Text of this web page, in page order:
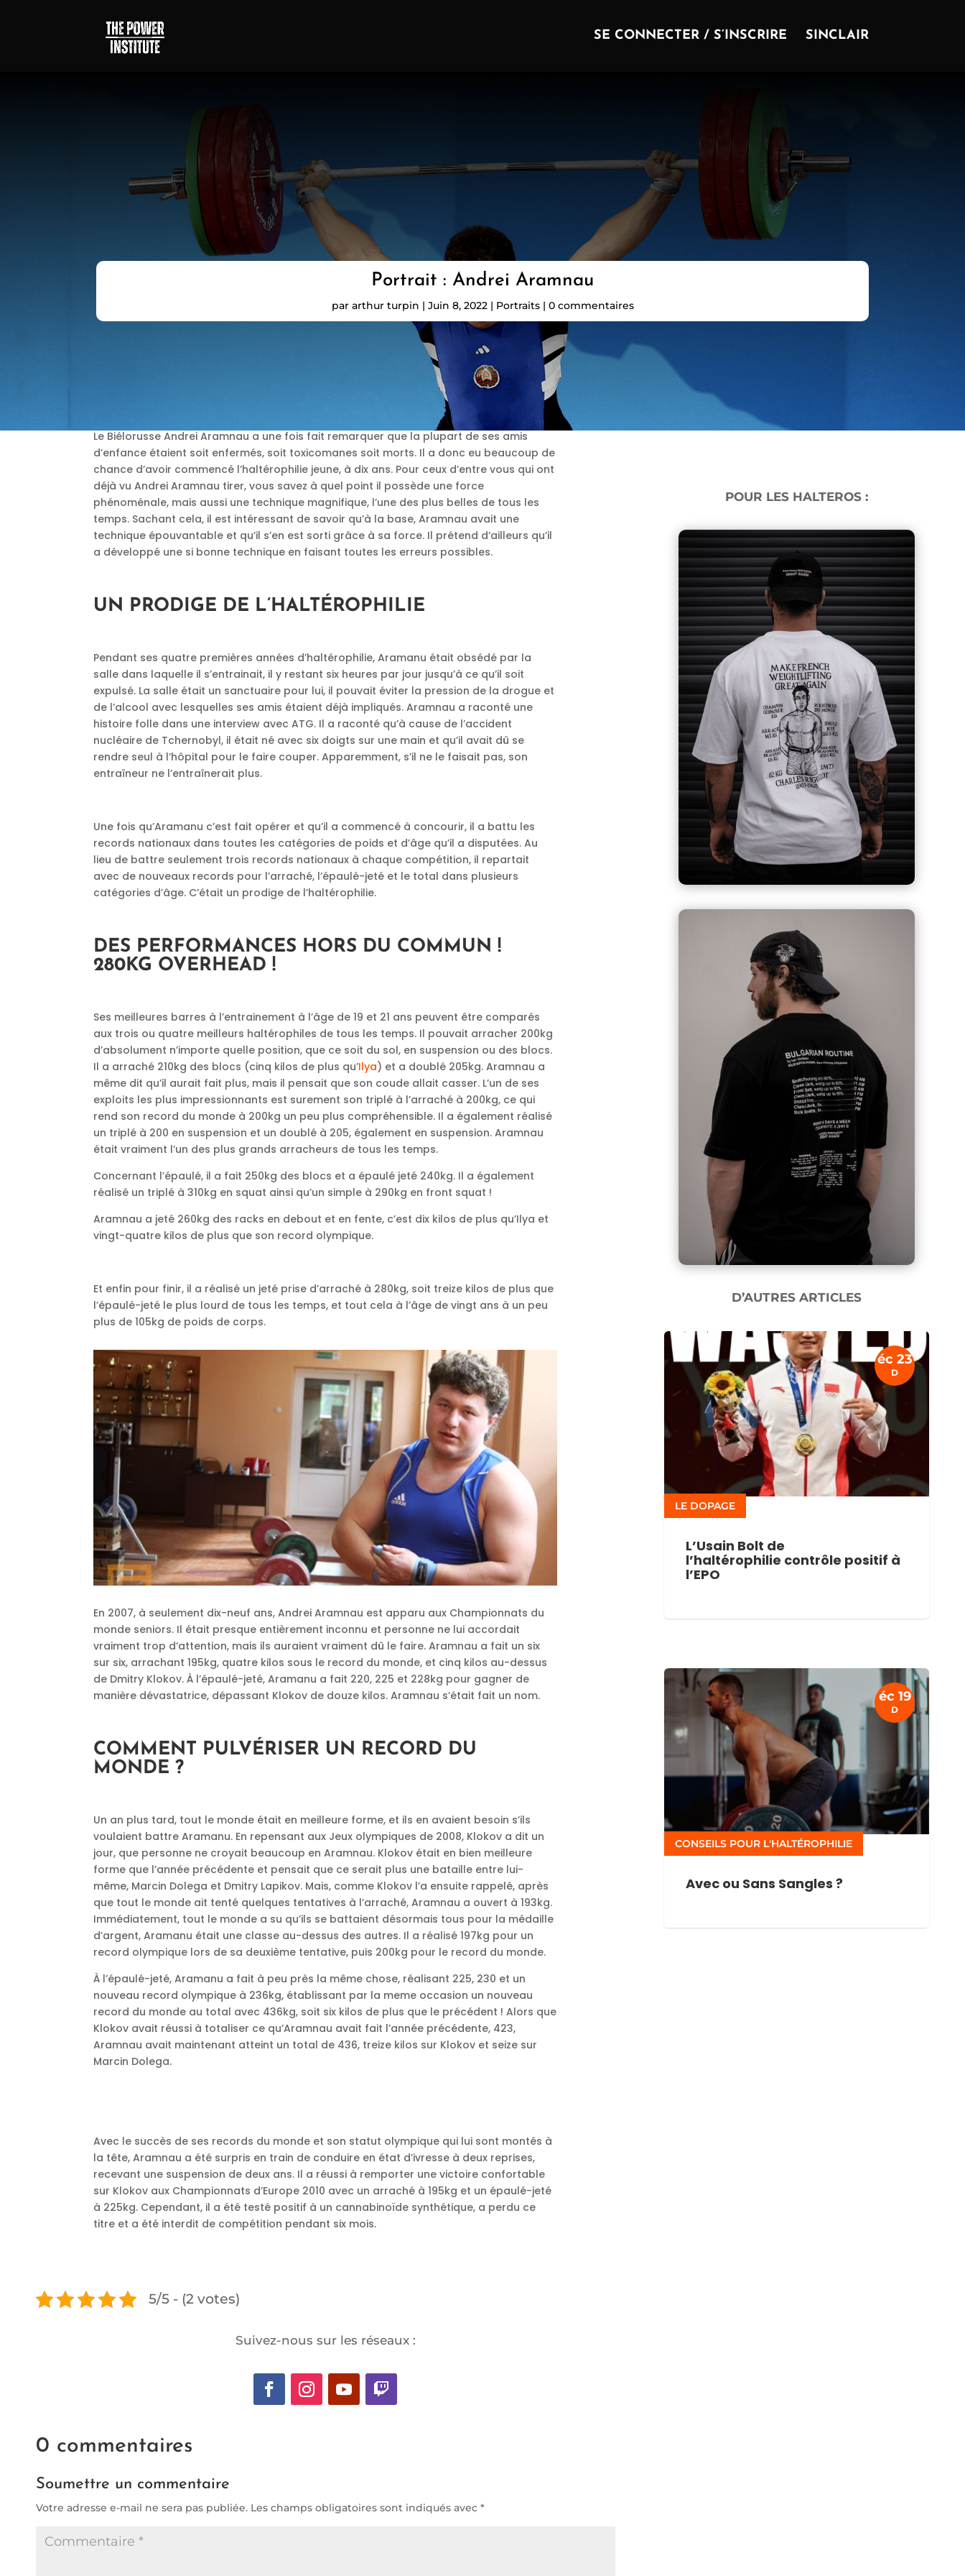
SE CONNECTER / S’INSCRIRE SINCLAIR
Portrait : Andrei Aramnau
par arthur turpin | Juin 8, 2022| Portraits| 0 commentaires
Le Biélorusse Andrei Aramnau a une fois fait remarquer que la plupart de ses amis
d’enfance étaient soit enfermés, soit toxicomanes soit morts. Il a donc eu beaucoup de
chance d’avoir commencé l’haltérophilie jeune, à dix ans. Pour ceux d’entre vous qui ont
déjà vu Andrei Aramnau tirer, vous savez à quel point il possède une force
phénoménale, mais aussi une technique magnifique, l’une des plus belles de tous les
temps. Sachant cela, il est intéressant de savoir qu’à la base, Aramnau avait une
technique épouvantable et qu’il s’en est sorti grâce à sa force. Il prétend d’ailleurs qu’il
a développé une si bonne technique en faisant toutes les erreurs possibles.
UN PRODIGE DE L’HALTÉROPHILIE
Pendant ses quatre premières années d’haltérophilie, Aramanu était obsédé par la
salle dans laquelle il s’entrainait, il y restant six heures par jour jusqu’à ce qu’il soit
expulsé. La salle était un sanctuaire pour lui, il pouvait éviter la pression de la drogue et
de l’alcool avec lesquelles ses amis étaient déjà impliqués. Aramnau a raconté une
histoire folle dans une interview avec ATG. Il a raconté qu’à cause de l’accident
nucléaire de Tchernobyl, il était né avec six doigts sur une main et qu’il avait dû se
rendre seul à l’hôpital pour le faire couper. Apparemment, s’il ne le faisait pas, son
entraîneur ne l’entraînerait plus.
Une fois qu’Aramanu c’est fait opérer et qu’il a commencé à concourir, il a battu les
records nationaux dans toutes les catégories de poids et d’âge qu’il a disputées. Au
lieu de battre seulement trois records nationaux à chaque compétition, il repartait
avec de nouveaux records pour l’arraché, l’épaulé-jeté et le total dans plusieurs
catégories d’âge. C’était un prodige de l’haltérophilie.
DES PERFORMANCES HORS DU COMMUN !
280KG OVERHEAD !
Ses meilleures barres à l’entrainement à l’âge de 19 et 21 ans peuvent être comparés
aux trois ou quatre meilleurs haltérophiles de tous les temps. Il pouvait arracher 200kg
d’absolument n’importe quelle position, que ce soit du sol, en suspension ou des blocs.
Il a arraché 210kg des blocs (cinq kilos de plus qu’Ilya) et a doublé 205kg. Aramnau a
même dit qu’il aurait fait plus, mais il pensait que son coude allait casser. L’un de ses
exploits les plus impressionnants est surement son triplé à l’arraché à 200kg, ce qui
rend son record du monde à 200kg un peu plus compréhensible. Il a également réalisé
un triplé à 200 en suspension et un doublé à 205, également en suspension. Aramnau
était vraiment l’un des plus grands arracheurs de tous les temps.
Concernant l’épaulé, il a fait 250kg des blocs et a épaulé jeté 240kg. Il a également
réalisé un triplé à 310kg en squat ainsi qu’un simple à 290kg en front squat !
Aramnau a jeté 260kg des racks en debout et en fente, c’est dix kilos de plus qu’Ilya et
vingt-quatre kilos de plus que son record olympique.
Et enfin pour finir, il a réalisé un jeté prise d’arraché à 280kg, soit treize kilos de plus que
l’épaulé-jeté le plus lourd de tous les temps, et tout cela à l’âge de vingt ans à un peu
plus de 105kg de poids de corps.
En 2007, à seulement dix-neuf ans, Andrei Aramnau est apparu aux Championnats du
monde seniors. Il était presque entièrement inconnu et personne ne lui accordait
vraiment trop d’attention, mais ils auraient vraiment dû le faire. Aramnau a fait un six
sur six, arrachant 195kg, quatre kilos sous le record du monde, et cinq kilos au-dessus
de Dmitry Klokov. À l’épaulé-jeté, Aramanu a fait 220, 225 et 228kg pour gagner de
manière dévastatrice, dépassant Klokov de douze kilos. Aramnau s’était fait un nom.
COMMENT PULVÉRISER UN RECORD DU
MONDE ?
Un an plus tard, tout le monde était en meilleure forme, et ils en avaient besoin s’ils
voulaient battre Aramanu. En repensant aux Jeux olympiques de 2008, Klokov a dit un
jour, que personne ne croyait beaucoup en Aramnau. Klokov était en bien meilleure
forme que l’année précédente et pensait que ce serait plus une bataille entre lui-
même, Marcin Dolega et Dmitry Lapikov. Mais, comme Klokov l’a ensuite rappelé, après
que tout le monde ait tenté quelques tentatives à l’arraché, Aramnau a ouvert à 193kg.
Immédiatement, tout le monde a su qu’ils se battaient désormais tous pour la médaille
d’argent, Aramanu était une classe au-dessus des autres. Il a réalisé 197kg pour un
record olympique lors de sa deuxième tentative, puis 200kg pour le record du monde.
À l’épaulé-jeté, Aramanu a fait à peu près la même chose, réalisant 225, 230 et un
nouveau record olympique à 236kg, établissant par la meme occasion un nouveau
record du monde au total avec 436kg, soit six kilos de plus que le précédent ! Alors que
Klokov avait réussi à totaliser ce qu’Aramnau avait fait l’année précédente, 423,
Aramnau avait maintenant atteint un total de 436, treize kilos sur Klokov et seize sur
Marcin Dolega.
Avec le succès de ses records du monde et son statut olympique qui lui sont montés à
la tête, Aramnau a été surpris en train de conduire en état d’ivresse à deux reprises,
recevant une suspension de deux ans. Il a réussi à remporter une victoire confortable
sur Klokov aux Championnats d’Europe 2010 avec un arraché à 195kg et un épaulé-jeté
à 225kg. Cependant, il a été testé positif à un cannabinoïde synthétique, a perdu ce
titre et a été interdit de compétition pendant six mois.
5/5 - (2 votes)
Suivez-nous sur les réseaux :
0 commentaires
Soumettre un commentaire
Votre adresse e-mail ne sera pas publiée. Les champs obligatoires sont indiqués avec *
POUR LES HALTEROS :
D’AUTRES ARTICLES
L’Usain Bolt de
l’haltérophilie contrôle positif à
l’EPO
LE DOPAGE
éc 23
D
Avec ou Sans Sangles ?
CONSEILS POUR L'HALTÉROPHILIE
éc 19
D